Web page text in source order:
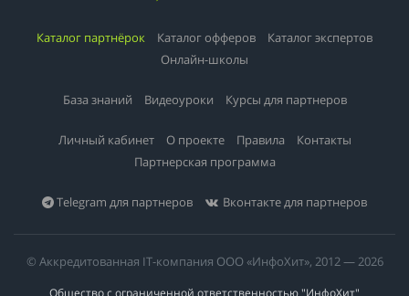
Каталог партнёрок Каталог офферов
Каталог экспертов
Онлайн-школы
База знаний Видеоуроки Курсы для партнеров
Личный кабинет О проекте Правила
Контакты
Партнерская программа
Telegram для партнеров Вконтакте для партнеров
© Аккредитованная IT-компания ООО «ИнфоХит», 2012 — 2026
Общество с ограниченной ответственностью "ИнфоХит"